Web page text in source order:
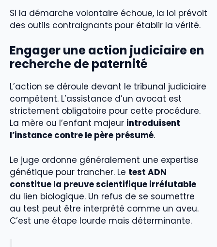
Si la démarche volontaire échoue, la loi prévoit
des outils contraignants pour établir la vérité.
Engager une action judiciaire en
recherche de paternité
L’action se déroule devant le tribunal judiciaire
compétent. L’assistance d’un avocat est
strictement obligatoire pour cette procédure.
La mère ou l’enfant majeur introduisent
l’instance contre le père présumé.
Le juge ordonne généralement une expertise
génétique pour trancher. Le test ADN
constitue la preuve scientifique irréfutable
du lien biologique. Un refus de se soumettre
au test peut être interprété comme un aveu.
C’est une étape lourde mais déterminante.